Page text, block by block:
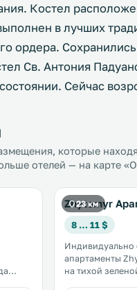
Костел
в лучших
ордера.
Св. Антония
Сейчас
которые
отелей — на карте
23 км
Zhytomyr
8 … 11 $
апартаменты
на тихой